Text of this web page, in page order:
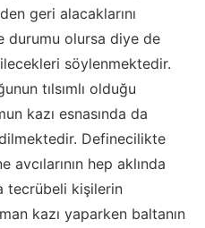
geri alacaklarını
durumu olursa diye de
söylenmektedir.
tılsımlı olduğu
kazı esnasında da
Definecilikte
avcılarının hep aklında
tecrübeli kişilerin
kazı yaparken baltanın